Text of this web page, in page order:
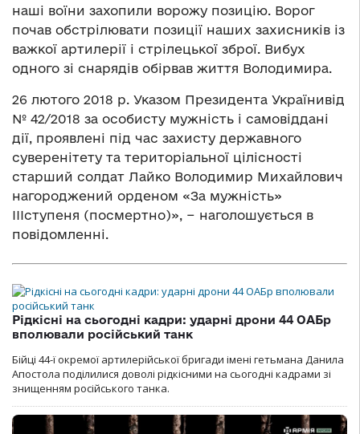
наші воїни захопили ворожу позицію. Ворог
почав обстрілювати позиції наших захисників із
важкої артилерії і стрілецької зброї. Вибух
одного зі снарядів обірвав життя Володимира.
26 лютого 2018 р. Указом Президента Українивід
№ 42/2018 за особисту мужність і самовіддані
дії, проявлені під час захисту державного
суверенітету та територіальної цілісності
старший солдат Лайко Володимир Михайлович
нагороджений орденом «За мужність»
IIIступеня (посмертно)», − наголошується в
повідомленні.
Рідкісні на сьогодні кадри: ударні дрони 44 ОАБр
вполювали російський танк
Бійці 44-ї окремої артилерійської бригади імені гетьмана Данила
Апостола поділилися доволі рідкісними на сьогодні кадрами зі
знищенням російського танка.